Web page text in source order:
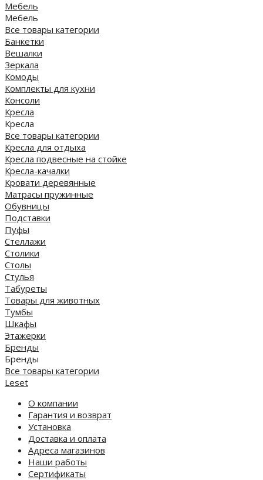
Мебель
Мебель
Все товары категории
Банкетки
Вешалки
Зеркала
Комоды
Комплекты для кухни
Консоли
Кресла
Кресла
Все товары категории
Кресла для отдыха
Кресла подвесные на стойке
Кресла-качалки
Кровати деревянные
Матрасы пружинные
Обувницы
Подставки
Пуфы
Стеллажи
Столики
Столы
Стулья
Табуреты
Товары для животных
Тумбы
Шкафы
Этажерки
Бренды
Бренды
Все товары категории
Leset
О компании
Гарантия и возврат
Установка
Доставка и оплата
Адреса магазинов
Наши работы
Сертификаты